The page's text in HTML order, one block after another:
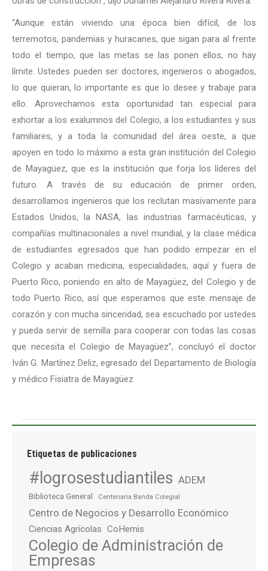
“Aunque están viviendo una época bien difícil, de los
terremotos, pandemias y huracanes, que sigan para al frente
todo el tiempo, que las metas se las ponen ellos, no hay
límite. Ustedes pueden ser doctores, ingenieros o abogados,
lo que quieran, lo importante es que lo desee y trabaje para
ello. Aprovechamos esta oportunidad tan especial para
exhortar a los exalumnos del Colegio, a los estudiantes y sus
familiares, y a toda la comunidad del área oeste, a que
apoyen en todo lo máximo a esta gran institución del Colegio
de Mayagüez, que es la institución que forja los líderes del
futuro. A través de su educación de primer orden,
desarrollamos ingenieros que los reclutan masivamente para
Estados Unidos, la NASA, las industrias farmacéuticas, y
compañías multinacionales a nivel mundial, y la clase médica
de estudiantes egresados que han podido empezar en el
Colegio y acaban medicina, especialidades, aquí y fuera de
Puerto Rico, poniendo en alto de Mayagüez, del Colegio y de
todo Puerto Rico, así que esperamos que este mensaje de
corazón y con mucha sinceridad, sea escuchado por ustedes
y pueda servir de semilla para cooperar con todas las cosas
que necesita el Colegio de Mayagüez”, concluyó el doctor
Iván G. Martínez Deliz, egresado del Departamento de Biología
y médico Fisiatra de Mayagüez
Etiquetas de publicaciones
#logrosestudiantiles ADEM
Biblioteca General Centenaria Banda Colegial
Centro de Negocios y Desarrollo Económico
Ciencias Agrícolas CoHemis
Colegio de Administración de
Empresas